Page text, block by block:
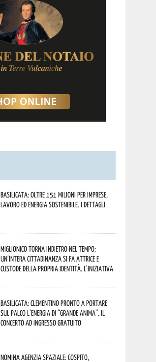
Basilicata: oltre 151 milioni per imprese,
lavoro ed energia sostenibile. I dettagli
Miglionico torna indietro nel tempo:
un’intera cittadinanza si fa attrice e
custode della propria identità. L’iniziativa
Basilicata: Clementino pronto a portare
sul palco l’energia di “Grande Anima”. Il
concerto ad ingresso gratuito
Nomina Agenzia Spaziale: Cospito,